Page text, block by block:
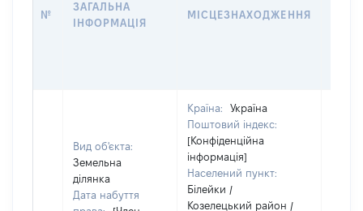
№
ЗАГАЛЬНА
ІНФОРМАЦІЯ
МІСЦЕЗНАХОДЖЕННЯ
Вид об'єкта:
Земельна
ділянка
Дата набуття
Країна:
Україна
Поштовий індекс:
[Конфіденційна
інформація]
Населений пункт:
Білейки /
Козелецький район /